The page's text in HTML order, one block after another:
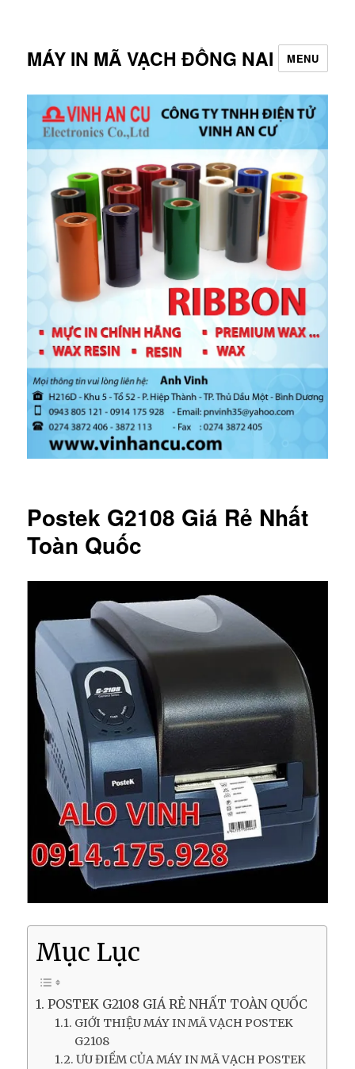
MÁY IN MÃ VẠCH ĐỒNG NAI MENU
Postek G2108 Giá Rẻ Nhất
Toàn Quốc
Mục Lục
POSTEK G2108 GIÁ RẺ NHẤT TOÀN QUỐC
GIỚI THIỆU MÁY IN MÃ VẠCH POSTEK
G2108
ƯU ĐIỂM CỦA MÁY IN MÃ VẠCH POSTEK